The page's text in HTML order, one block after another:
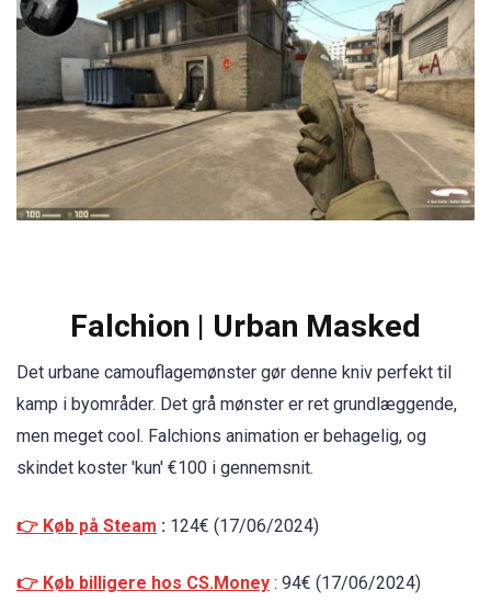
Falchion | Urban Masked
Det urbane camouflagemønster gør denne kniv perfekt til
kamp i byområder. Det grå mønster er ret grundlæggende,
men meget cool. Falchions animation er behagelig, og
skindet koster 'kun' €100 i gennemsnit.
👉 Køb på Steam : 124€ (17/06/2024)
👉 Køb billigere hos CS.Money : 94€ (17/06/2024)